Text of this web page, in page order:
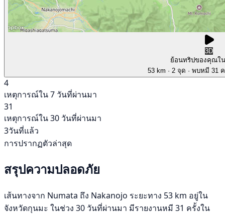
3D
ย้อนทริปของคุณใ
53 km · 2 จุด · พบหมี 31
4
เหตุการณ์ใน 7 วันที่ผ่านมา
31
เหตุการณ์ใน 30 วันที่ผ่านมา
3วันที่แล้ว
การปรากฏตัวล่าสุด
สรุปความปลอดภัย
เส้นทางจาก Numata ถึง Nakanojo ระยะทาง 53 km อยู่ใน
จังหวัดกุนมะ ในช่วง 30 วันที่ผ่านมา มีรายงานหมี 31 ครั้งใน